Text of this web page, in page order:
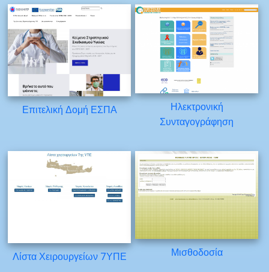
Επιτελική Δομή ΕΣΠΑ
Ηλεκτρονική
Συνταγογράφηση
Λίστα Χειρουργείων 7ΥΠΕ Μισθοδοσία